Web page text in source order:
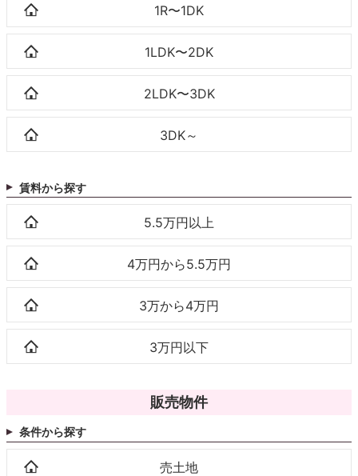
1R〜1DK
1LDK〜2DK
2LDK〜3DK
3DK～
賃料から探す
5.5万円以上
4万円から5.5万円
3万から4万円
3万円以下
販売物件
条件から探す
売土地